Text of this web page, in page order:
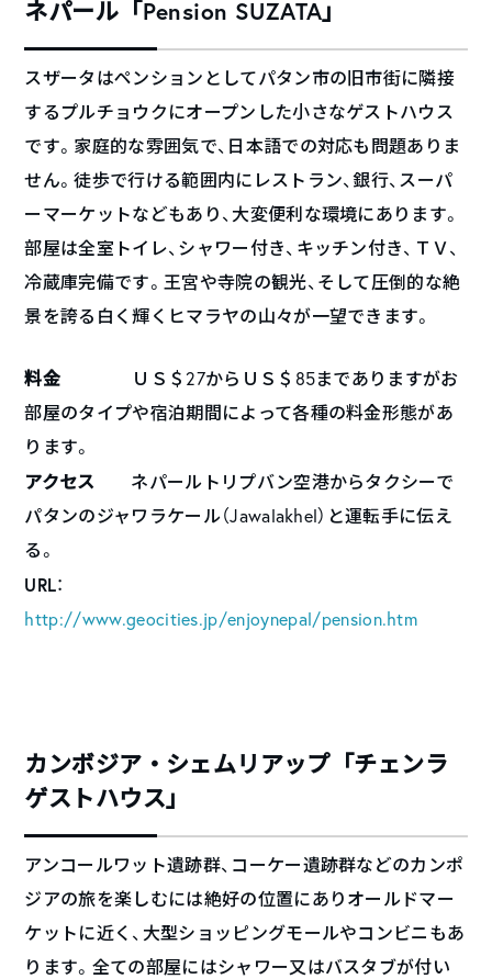
ネパール「Pension SUZATA」
スザータはペンションとしてパタン市の旧市街に隣接
するプルチョウクにオープンした小さなゲストハウス
です。家庭的な雰囲気で、日本語での対応も問題ありま
せん。徒歩で行ける範囲内にレストラン、銀行、スーパ
ーマーケットなどもあり、大変便利な環境にあります。
部屋は全室トイレ、シャワー付き、キッチン付き、ＴＶ、
冷蔵庫完備です。王宮や寺院の観光、そして圧倒的な絶
景を誇る白く輝くヒマラヤの山々が一望できます。
料金 ＵＳ＄27からＵＳ＄85までありますがお
部屋のタイプや宿泊期間によって各種の料金形態があ
ります。
アクセス ネパールトリプバン空港からタクシーで
パタンのジャワラケール（Jawalakhel）と運転手に伝え
る。
URL：
http://www.geocities.jp/enjoynepal/pension.htm
カンボジア・シェムリアップ「チェンラ
ゲストハウス」
アンコールワット遺跡群、コーケー遺跡群などのカンポ
ジアの旅を楽しむには絶好の位置にありオールドマー
ケットに近く、大型ショッピングモールやコンビニもあ
ります。全ての部屋にはシャワー又はバスタブが付い